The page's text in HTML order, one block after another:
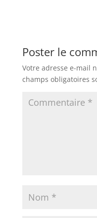
Poster le
Votre adresse e-mail
champs obligatoires